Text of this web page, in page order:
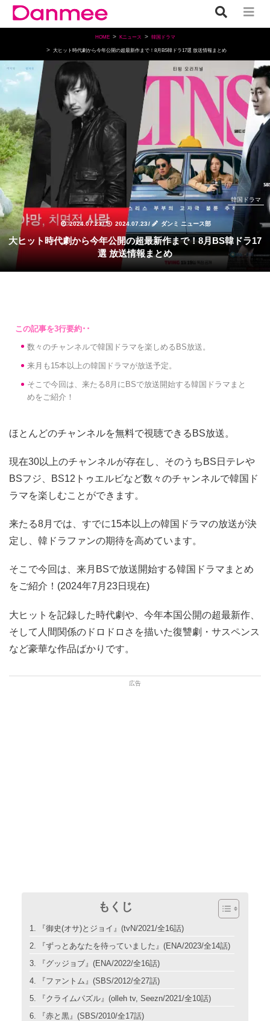
HOME Kニュース 韓国ドラマ
大ヒット時代劇から今年公開の超最新作まで！8月BS韓ドラ17選 放送情報まとめ
2024.07.23/ 2024.07.23/ ダンミ ニュース部
韓国ドラマ
大ヒット時代劇から今年公開の超最新作まで！8月BS韓ドラ17
選 放送情報まとめ
数々のチャンネルで韓国ドラマを楽しめるBS放送。
来月も15本以上の韓国ドラマが放送予定。
そこで今回は、来たる8月にBSで放送開始する韓国ドラマまと
めをご紹介！
ほとんどのチャンネルを無料で視聴できるBS放送。
現在30以上のチャンネルが存在し、そのうちBS日テレや
BSフジ、BS12トゥエルビなど数々のチャンネルで韓国ド
ラマを楽しむことができます。
来たる8月では、すでに15本以上の韓国ドラマの放送が決
定し、韓ドラファンの期待を高めています。
そこで今回は、来月BSで放送開始する韓国ドラマまとめ
をご紹介！(2024年7月23日現在)
大ヒットを記録した時代劇や、今年本国公開の超最新作、
そして人間関係のドロドロさを描いた復讐劇・サスペンス
など豪華な作品ばかりです。
もくじ
『御史(オサ)とジョイ』(tvN/2021/全16話)
『ずっとあなたを待っていました』(ENA/2023/全14話)
『グッジョブ』(ENA/2022/全16話)
『ファントム』(SBS/2012/全27話)
『クライムパズル』(olleh tv, Seezn/2021/全10話)
『赤と黒』(SBS/2010/全17話)